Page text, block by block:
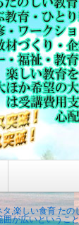
,楽しい食育 た
が広いというこ